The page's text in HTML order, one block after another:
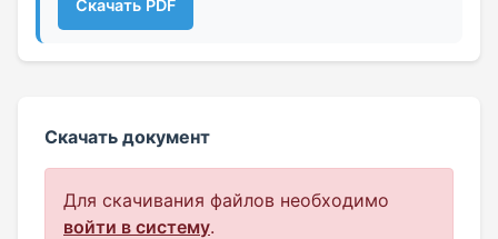
Скачать PDF
Скачать документ
Для скачивания файлов необходимо
войти в систему.